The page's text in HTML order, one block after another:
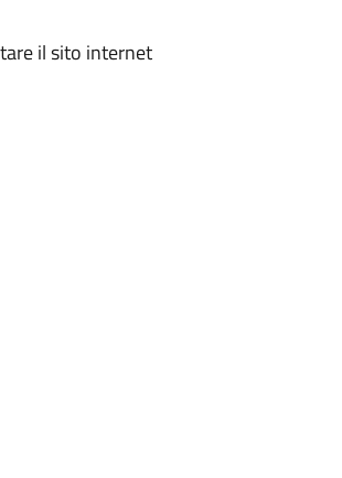
il sito internet